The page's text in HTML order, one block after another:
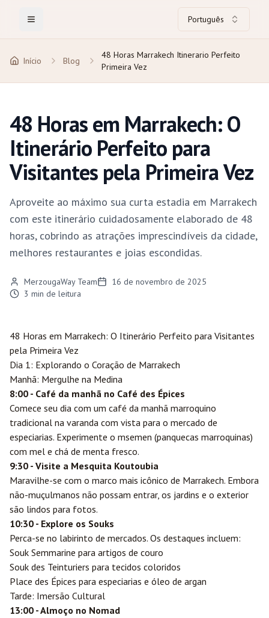
Toggle Menu Português
Início Blog
48 Horas Marrakech Itinerario Perfeito
Primeira Vez
48 Horas em Marrakech: O
Itinerário Perfeito para
Visitantes pela Primeira Vez
Aproveite ao máximo sua curta estadia em Marrakech
com este itinerário cuidadosamente elaborado de 48
horas, cobrindo as atrações imprescindíveis da cidade,
melhores restaurantes e joias escondidas.
MerzougaWay Team
16 de novembro de 2025
3 min de leitura
48 Horas em Marrakech: O Itinerário Perfeito para Visitantes
pela Primeira Vez
Dia 1: Explorando o Coração de Marrakech
Manhã: Mergulhe na Medina
8:00 - Café da manhã no Café des Épices
Comece seu dia com um café da manhã marroquino
tradicional na varanda com vista para o mercado de
especiarias. Experimente o msemen (panquecas marroquinas)
com mel e chá de menta fresco.
9:30 - Visite a Mesquita Koutoubia
Maravilhe-se com o marco mais icônico de Marrakech. Embora
não-muçulmanos não possam entrar, os jardins e o exterior
são lindos para fotos.
10:30 - Explore os Souks
Perca-se no labirinto de mercados. Os destaques incluem:
Souk Semmarine para artigos de couro
Souk des Teinturiers para tecidos coloridos
Place des Épices para especiarias e óleo de argan
Tarde: Imersão Cultural
13:00 - Almoço no Nomad